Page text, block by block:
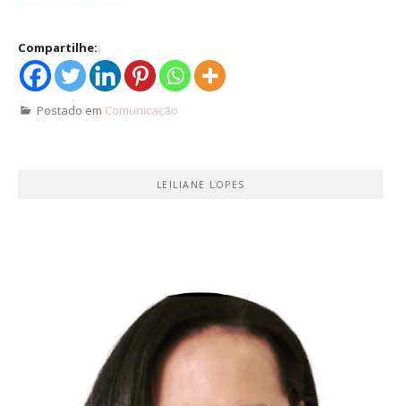
Compartilhe:
Postado em Comunicação
LEILIANE LOPES